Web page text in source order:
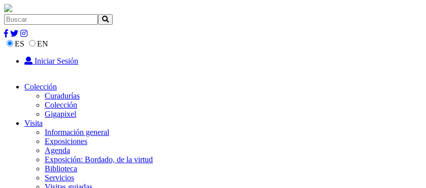
ES
EN
Iniciar Sesión
Colección
Curadurías
Colección
Gigapixel
Visita
Información general
Exposiciones
Agenda
Exposición: Bordado, de la virtud
Biblioteca
Servicios